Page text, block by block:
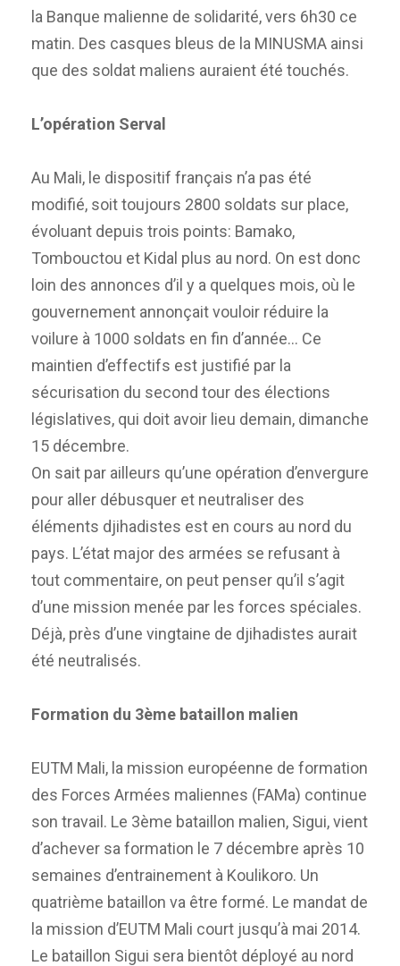
la Banque malienne de solidarité, vers 6h30 ce
matin. Des casques bleus de la MINUSMA ainsi
que des soldat maliens auraient été touchés.
L’opération Serval
Au Mali, le dispositif français n’a pas été
modifié, soit toujours 2800 soldats sur place,
évoluant depuis trois points: Bamako,
Tombouctou et Kidal plus au nord. On est donc
loin des annonces d’il y a quelques mois, où le
gouvernement annonçait vouloir réduire la
voilure à 1000 soldats en fin d’année… Ce
maintien d’effectifs est justifié par la
sécurisation du second tour des élections
législatives, qui doit avoir lieu demain, dimanche
15 décembre.
On sait par ailleurs qu’une opération d’envergure
pour aller débusquer et neutraliser des
éléments djihadistes est en cours au nord du
pays. L’état major des armées se refusant à
tout commentaire, on peut penser qu’il s’agit
d’une mission menée par les forces spéciales.
Déjà, près d’une vingtaine de djihadistes aurait
été neutralisés.
Formation du 3ème bataillon malien
EUTM Mali, la mission européenne de formation
des Forces Armées maliennes (FAMa) continue
son travail. Le 3ème bataillon malien, Sigui, vient
d’achever sa formation le 7 décembre après 10
semaines d’entrainement à Koulikoro. Un
quatrième bataillon va être formé. Le mandat de
la mission d’EUTM Mali court jusqu’à mai 2014.
Le bataillon Sigui sera bientôt déployé au nord